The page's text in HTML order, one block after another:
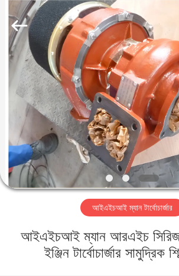
বাড়ি
পণ্য
আমাদের
সম্পর্কে
কারখানা
Xionggong
Mechanical
Electrical
Ltd..
Rights
Reserved.
আইএইচআই ম্যান টার্বোচার্জার
আইএইচআই ম্যান আরএইচ সিরিজ
ইঞ্জিন টার্বোচার্জার সামুদ্রিক